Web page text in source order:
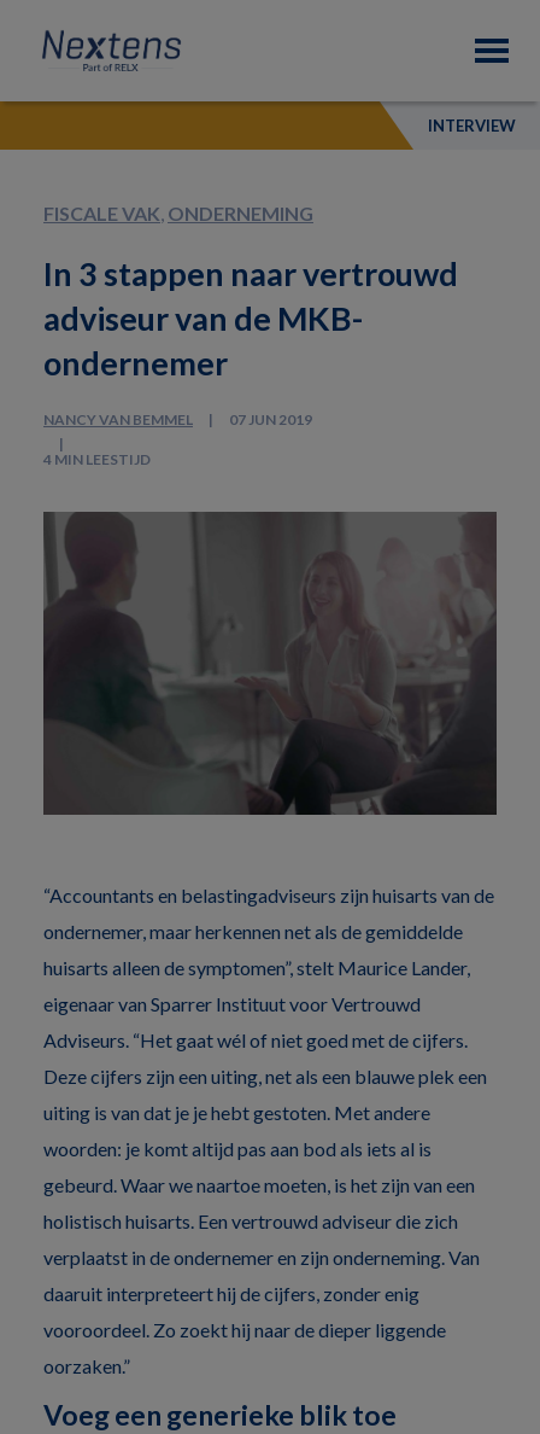
primary
navigation
content
footer
Nextens
Fiscaal
partner
van
INTERVIEW
FISCALE VAK, ONDERNEMING
In 3 stappen naar vertrouwd
adviseur van de MKB-
ondernemer
NANCY VAN BEMMEL 07 JUN 2019
4 MIN LEESTIJD
“Accountants en belastingadviseurs zijn huisarts van de
ondernemer, maar herkennen net als de gemiddelde
huisarts alleen de symptomen”, stelt Maurice Lander,
eigenaar van Sparrer Instituut voor Vertrouwd
Adviseurs. “Het gaat wél of niet goed met de cijfers.
Deze cijfers zijn een uiting, net als een blauwe plek een
uiting is van dat je je hebt gestoten. Met andere
woorden: je komt altijd pas aan bod als iets al is
gebeurd. Waar we naartoe moeten, is het zijn van een
holistisch huisarts. Een vertrouwd adviseur die zich
verplaatst in de ondernemer en zijn onderneming. Van
daaruit interpreteert hij de cijfers, zonder enig
vooroordeel. Zo zoekt hij naar de dieper liggende
oorzaken.”
Voeg een generieke blik toe